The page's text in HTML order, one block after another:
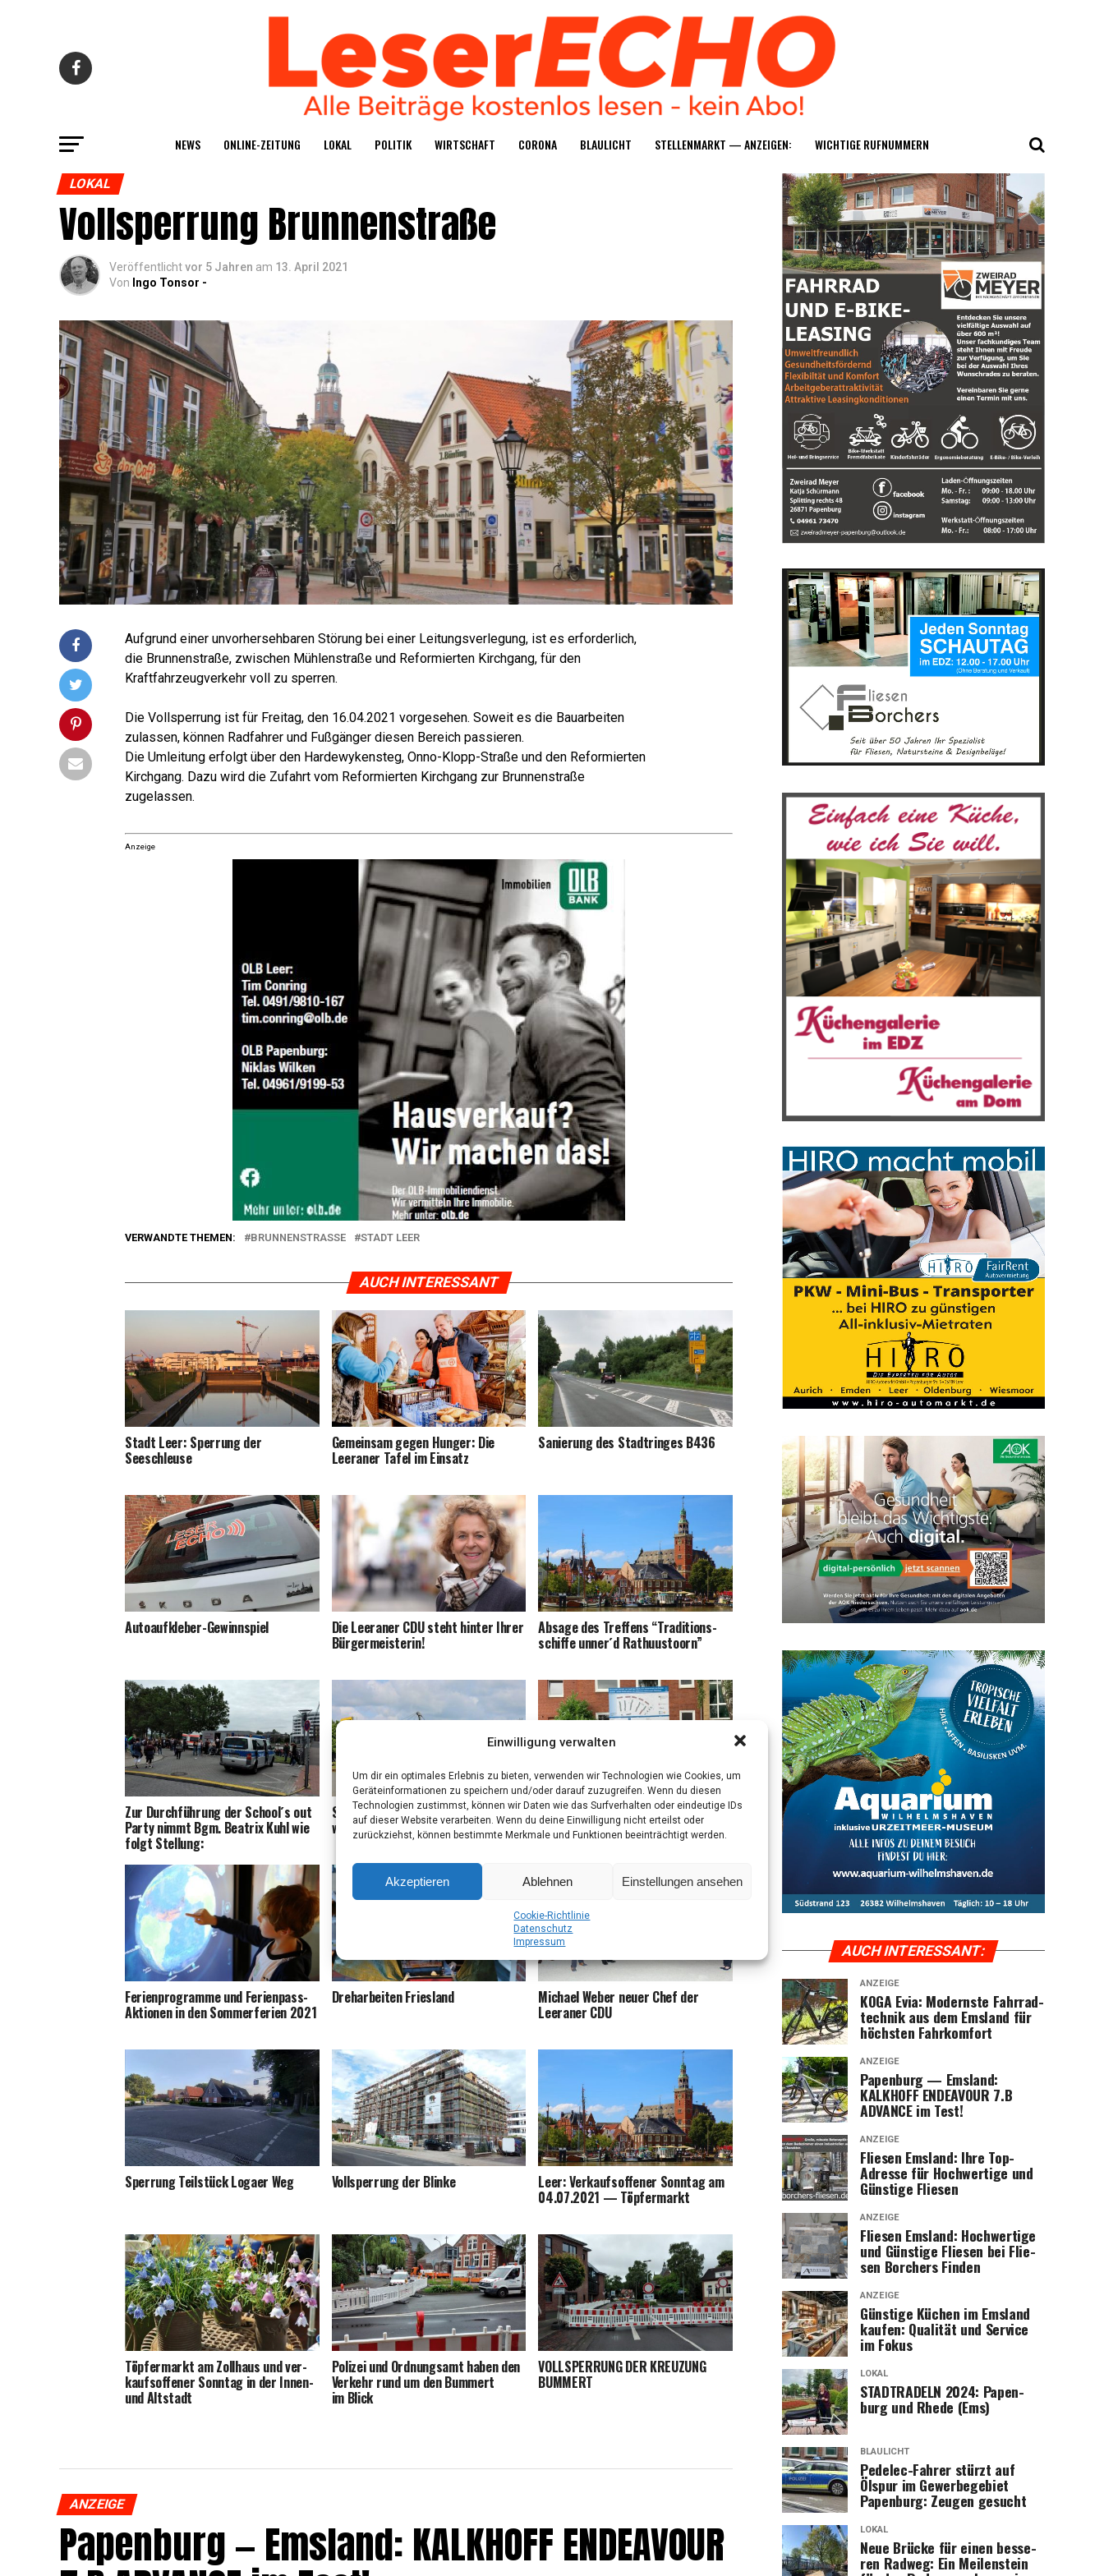
Einwilligung verwalten
Um dir ein optimales Erlebnis zu bieten, verwenden wir Technologien wie Cookies, um
Geräteinformationen zu speichern und/oder darauf zuzugreifen. Wenn du diesen
Technologien zustimmst, können wir Daten wie das Surfverhalten oder eindeutige IDs
auf dieser Website verarbeiten. Wenn du deine Einwilligung nicht erteilst oder
zurückziehst, können bestimmte Merkmale und Funktionen beeinträchtigt werden.
Akzeptieren Ablehnen Einstellungen ansehen
Coo­kie-Richt­li­nie
Daten­schutz
Impres­sum
NEWS ONLINE-ZEI­TUNG LOKAL POLI­TIK WIRT­SCHAFT CORO­NA BLAU­LICHT STEL­LEN­MARKT — ANZEIGEN: WICH­TI­GE RUFNUMMERN
LOKAL
Voll­sper­rung Brunnenstraße
Veröffentlichtvor 5 Jahren am 13. April 2021
Von Ingo Tonsor -
Auf­grund einer unvor­her­seh­ba­ren Stö­rung bei einer Lei­tungs­ver­le­gung, ist es erforderlich,
die Brun­nen­stra­ße, zwi­schen Müh­len­stra­ße und Refor­mier­ten Kirch­gang, für den
Kraft­fahr­zeug­ver­kehr voll zu sperren.
Die Voll­sper­rung ist für Frei­tag, den 16.04.2021 vor­ge­se­hen. Soweit es die Bauarbeiten
zulas­sen, kön­nen Rad­fah­rer und Fuß­gän­ger die­sen Bereich passieren.
Die Umlei­tung erfolgt über den Har­de­wy­ke­n­steg, Onno-Klopp-Stra­ße und den Reformierten
Kirch­gang. Dazu wird die Zufahrt vom Refor­mier­ten Kirch­gang zur Brunnenstraße
zuge­las­sen.
Anzeige
VERWANDTE THEMEN: BRUNNENSTRASSE STADT LEER
AUCH INTERESSANT
Stadt Leer: Sper­rung der
Seeschleuse
Gemein­sam gegen Hun­ger: Die
Leera­ner Tafel im Einsatz
Sanie­rung des Stadt­rin­ges B436
Auto­auf­kle­ber-Gewinn­spiel Die Leera­ner CDU steht hin­ter Ihrer
Bürgermeisterin!
Absa­ge des Tref­fens “Tra­di­ti­ons­
schif­fe unner´d Rathuustoorn”
Zur Durch­füh­rung der School´s out
Par­ty nimmt Bgm. Bea­trix Kuhl wie
folgt Stellung:
Stadt Leer: „School’s out“-Party
wird untersagt.
Besuch des Minis­ters für Umwelt,
Ener­gie, Bau­en und Kli­ma­schutz
Olaf Lies
Feri­en­pro­gram­me und Feri­en­pass-
Aktio­nen in den Som­mer­fe­ri­en 2021
Dreh­ar­bei­ten Friesland Micha­el Weber neu­er Chef der
Leera­ner CDU
Sper­rung Teil­stück Logaer Weg Voll­sper­rung der Blinke Leer: Ver­kaufs­of­fe­ner Sonn­tag am
04.07.2021 — Töpfermarkt
Töp­fer­markt am Zoll­haus und ver­
kaufs­of­fe­ner Sonn­tag in der Innen-
und Altstadt
Poli­zei und Ord­nungs­amt haben den
Ver­kehr rund um den Bum­mert
im Blick
VOLLSPERRUNG DER KREUZUNG
BUMMERT
ANZEIGE
Papen­burg — Ems­land: KALKHOFF ENDEAVOUR
AUCH INTER­ES­SANT:
ANZEIGE
KOGA Evia: Moderns­te Fahr­rad­
tech­nik aus dem Ems­land für
höchs­ten Fahrkomfort
ANZEIGE
Papen­burg — Ems­land:
KALKHOFF ENDEAVOUR 7.B
ADVANCE im Test!
ANZEIGE
Flie­sen Ems­land: Ihre Top-
Adres­se für Hoch­wer­ti­ge und
Güns­ti­ge Fliesen
ANZEIGE
Flie­sen Ems­land: Hoch­wer­ti­ge
und Güns­ti­ge Flie­sen bei Flie­
sen Bor­chers Finden
ANZEIGE
Güns­ti­ge Küchen im Ems­land
kau­fen: Qua­li­tät und Ser­vice
im Fokus
LOKAL
STADTRADELN 2024: Papen­
burg und Rhe­de (Ems)
BLAULICHT
Pedelec-Fah­rer stürzt auf
Ölspur im Gewer­be­ge­biet
Papen­burg: Zeu­gen gesucht
LOKAL
Neue Brü­cke für einen bes­se­
ren Rad­weg: Ein Mei­len­stein